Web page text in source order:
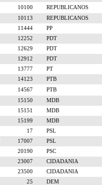
10100
REPUBLICANOS
10113
REPUBLICANOS
11444
PP
12252
PDT
12629
PDT
12912
PDT
13777
PT
14123
PTB
14567
PTB
15150
MDB
15151
MDB
15199
MDB
17
PSL
17007
PSL
20190
PSC
23007
CIDADANIA
23500
CIDADANIA
25
DEM